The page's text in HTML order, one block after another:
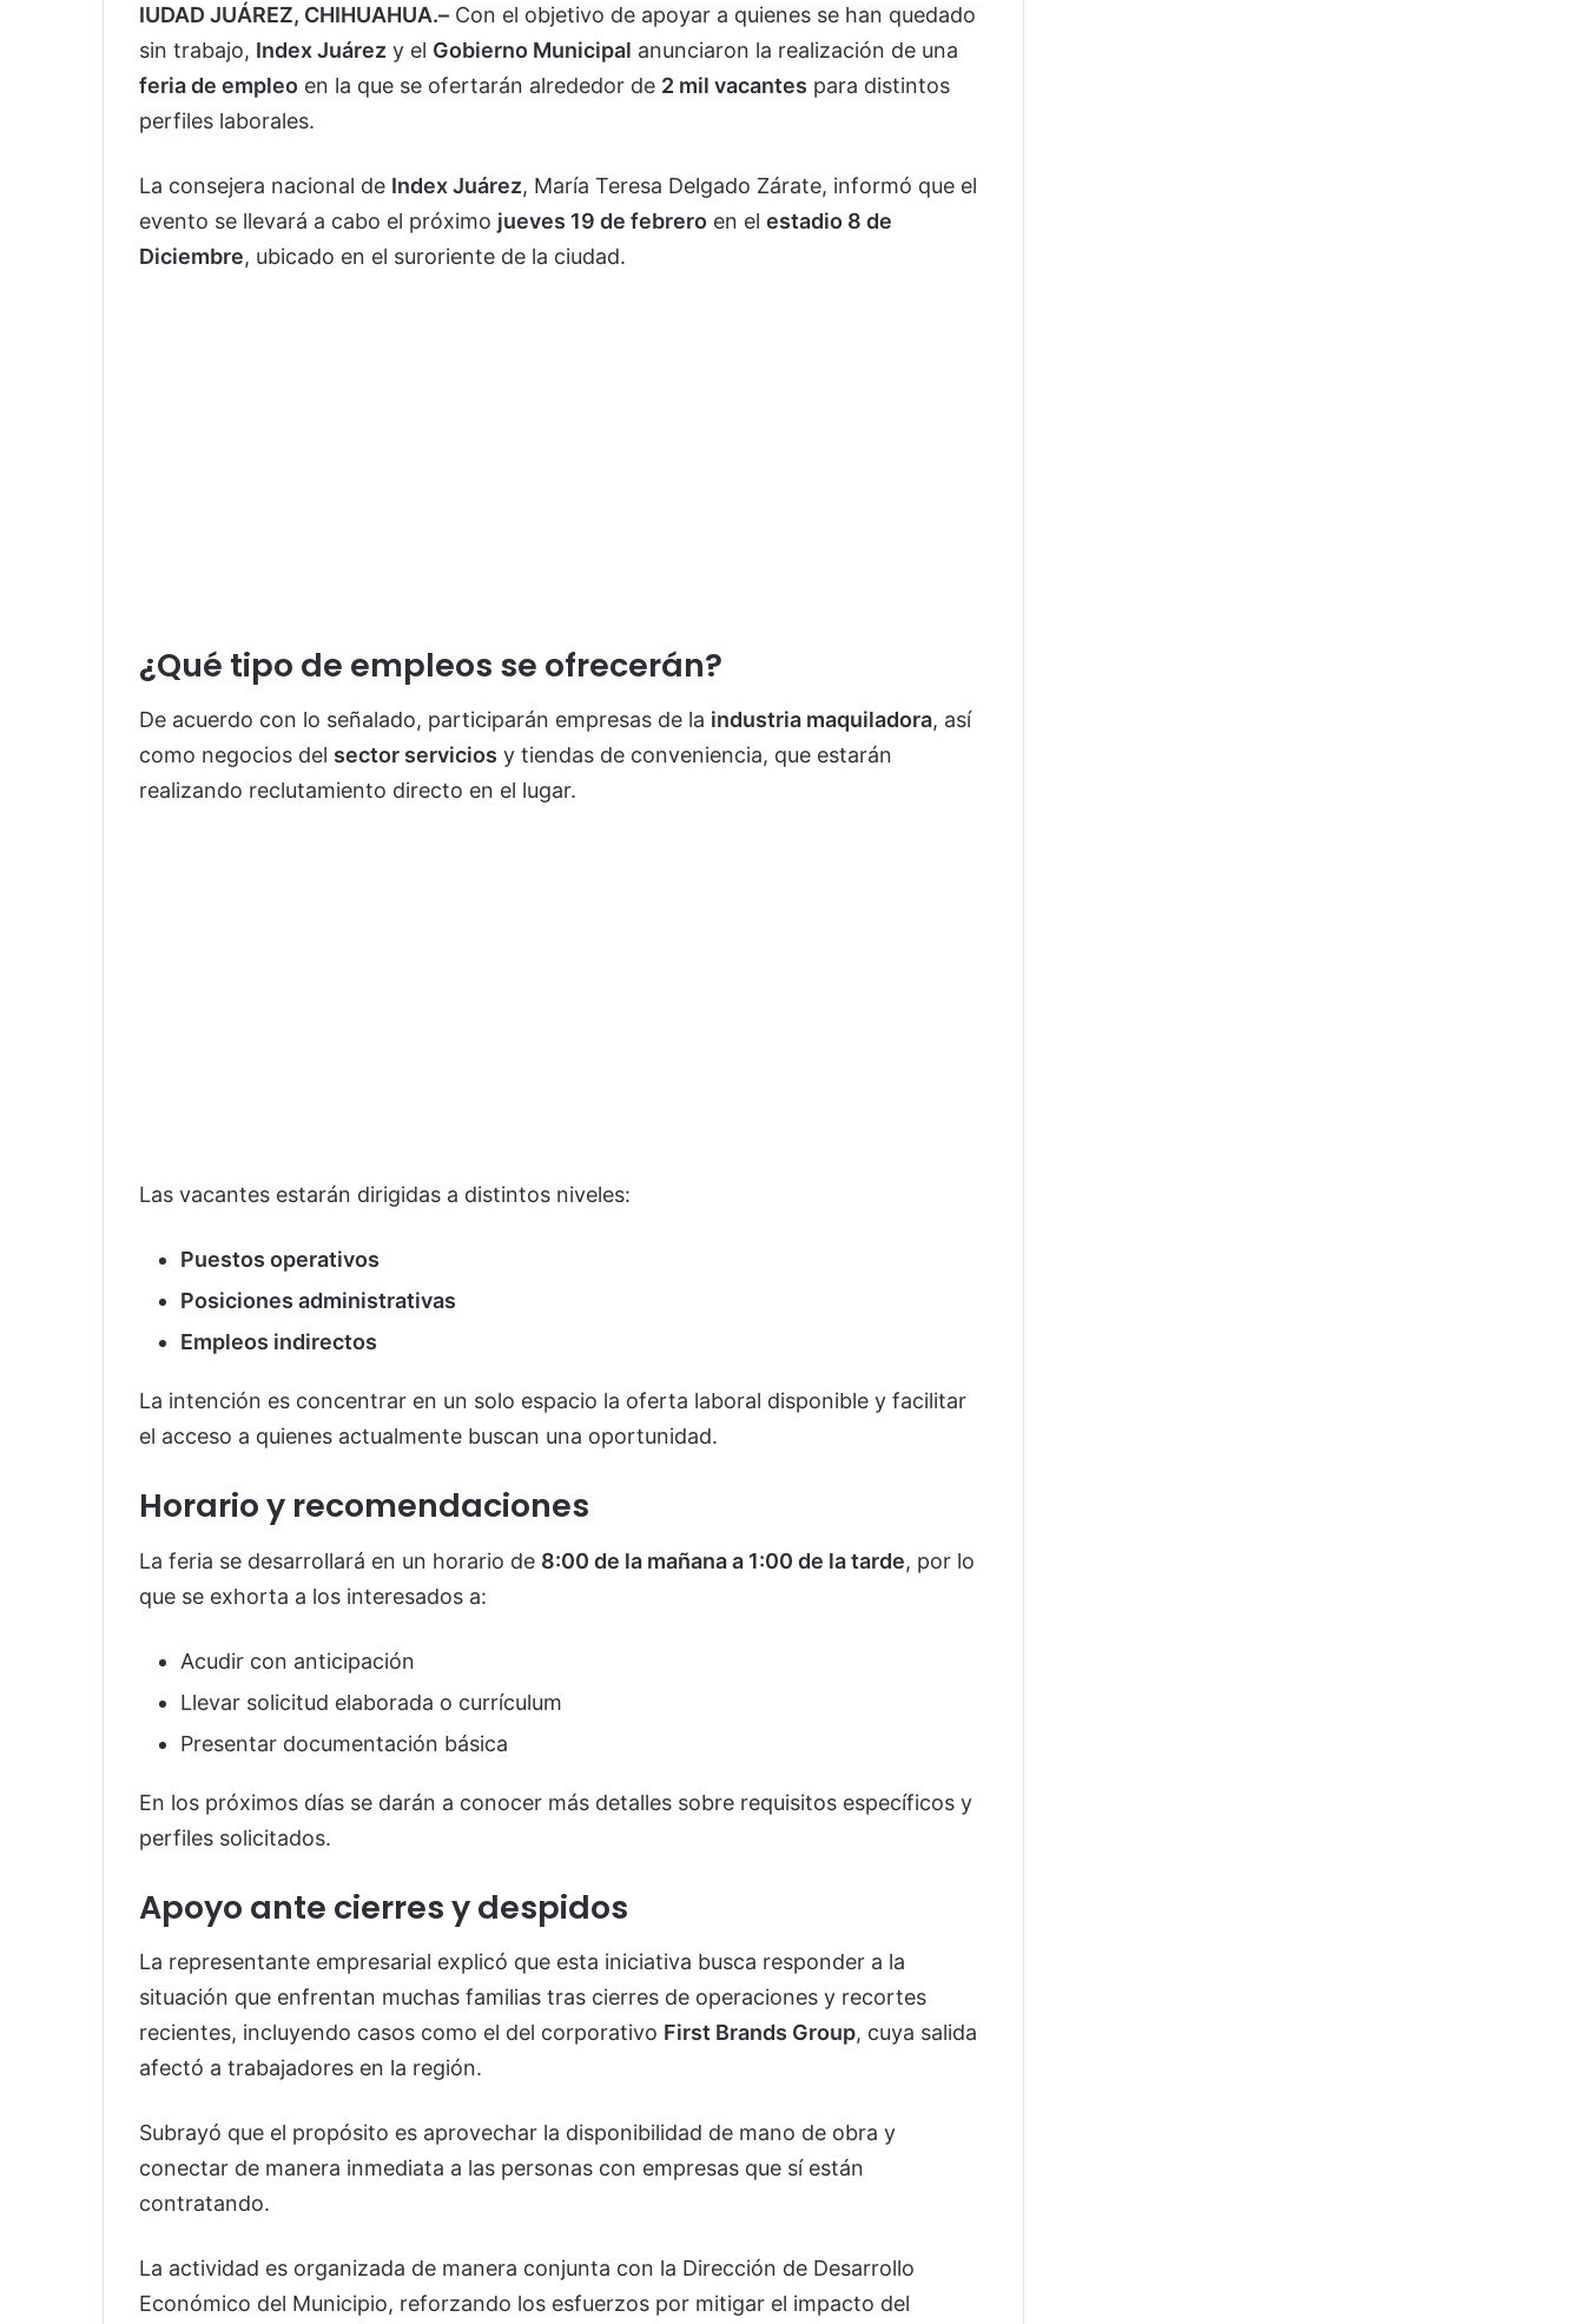
IUDAD JUÁREZ, CHIHUAHUA.– Con el objetivo de apoyar a quienes se han quedado
sin trabajo, Index Juárez y el Gobierno Municipal anunciaron la realización de una
feria de empleo en la que se ofertarán alrededor de 2 mil vacantes para distintos
perfiles laborales.
La consejera nacional de Index Juárez, María Teresa Delgado Zárate, informó que el
evento se llevará a cabo el próximo jueves 19 de febrero en el estadio 8 de
Diciembre, ubicado en el suroriente de la ciudad.
¿Qué tipo de empleos se ofrecerán?
De acuerdo con lo señalado, participarán empresas de la industria maquiladora, así
como negocios del sector servicios y tiendas de conveniencia, que estarán
realizando reclutamiento directo en el lugar.
Las vacantes estarán dirigidas a distintos niveles:
Puestos operativos
Posiciones administrativas
Empleos indirectos
La intención es concentrar en un solo espacio la oferta laboral disponible y facilitar
el acceso a quienes actualmente buscan una oportunidad.
Horario y recomendaciones
La feria se desarrollará en un horario de 8:00 de la mañana a 1:00 de la tarde, por lo
que se exhorta a los interesados a:
Acudir con anticipación
Llevar solicitud elaborada o currículum
Presentar documentación básica
En los próximos días se darán a conocer más detalles sobre requisitos específicos y
perfiles solicitados.
Apoyo ante cierres y despidos
La representante empresarial explicó que esta iniciativa busca responder a la
situación que enfrentan muchas familias tras cierres de operaciones y recortes
recientes, incluyendo casos como el del corporativo First Brands Group, cuya salida
afectó a trabajadores en la región.
Subrayó que el propósito es aprovechar la disponibilidad de mano de obra y
conectar de manera inmediata a las personas con empresas que sí están
contratando.
La actividad es organizada de manera conjunta con la Dirección de Desarrollo
Económico del Municipio, reforzando los esfuerzos por mitigar el impacto del